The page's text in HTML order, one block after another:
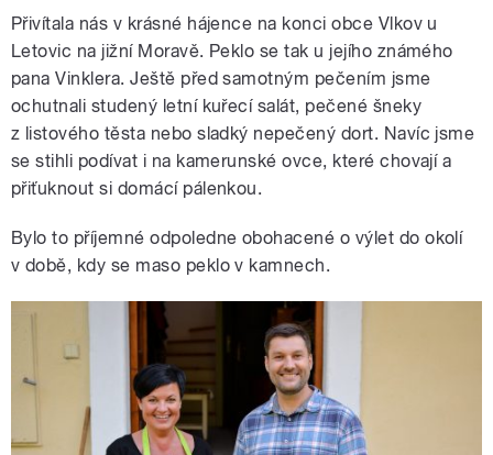
Přivítala nás v krásné hájence na konci obce Vlkov u
Letovic na jižní Moravě. Peklo se tak u jejího známého
pana Vinklera. Ještě před samotným pečením jsme
ochutnali studený letní kuřecí salát, pečené šneky
z listového těsta nebo sladký nepečený dort. Navíc jsme
se stihli podívat i na kamerunské ovce, které chovají a
přiťuknout si domácí pálenkou.
Bylo to příjemné odpoledne obohacené o výlet do okolí
v době, kdy se maso peklo v kamnech.